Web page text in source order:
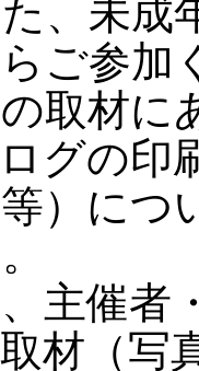
、未成
ご参加
取材に
グの印
）に
主催者
材（写